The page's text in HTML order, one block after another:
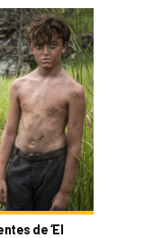
de ‘El